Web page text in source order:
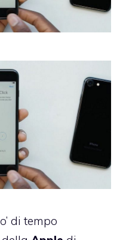
di tempo